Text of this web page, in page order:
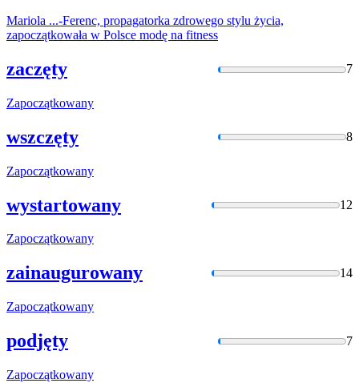
Mariola ...-Ferenc, propagatorka zdrowego stylu życia,
zapoczątkowała w Polsce modę na fitness
zaczęty 7
Zapoczątkowany
wszczęty 8
Zapoczątkowany
wystartowany 12
Zapoczątkowany
zainaugurowany 14
Zapoczątkowany
podjęty 7
Zapoczątkowany